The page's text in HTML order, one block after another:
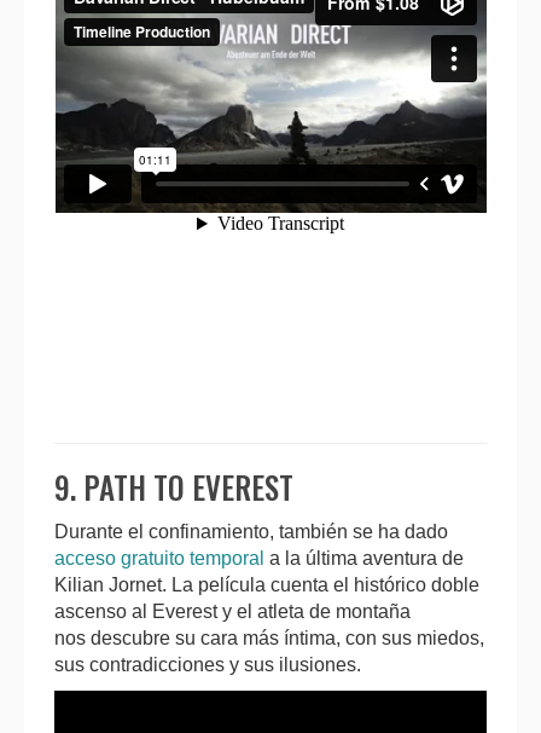
9. PATH TO EVEREST
Durante el confinamiento, también se ha dado
acceso gratuito temporal a la última aventura de
Kilian Jornet. La película cuenta el histórico doble
ascenso al Everest y el atleta de montaña
nos descubre su cara más íntima, con sus miedos,
sus contradicciones y sus ilusiones.